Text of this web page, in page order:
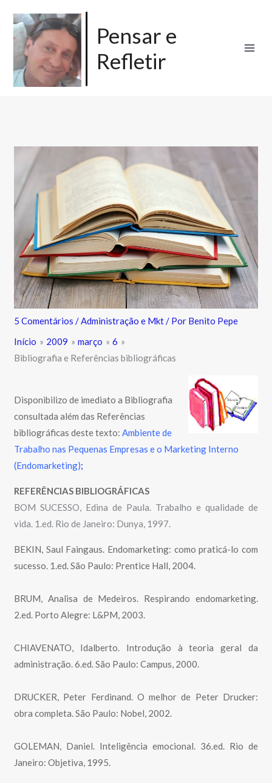
para
conteúdo
Pensar e
Refletir
5 Comentários /Administração e Mkt/ Por Benito Pepe
Início
2009 março
6
Bibliografia e Referências bibliográficas
Disponibilizo de imediato a Bibliografia
consultada além das Referências
bibliográficas deste texto:Ambiente de
Trabalho nas Pequenas Empresas e o Marketing Interno
(Endomarketing);
REFERÊNCIAS BIBLIOGRÁFICAS
BOM SUCESSO, Edina de Paula. Trabalho e qualidade de
vida. 1.ed. Rio de Janeiro: Dunya, 1997.
BEKIN, Saul Faingaus. Endomarketing: como praticá-lo com
sucesso. 1.ed. São Paulo: Prentice Hall, 2004.
BRUM, Analisa de Medeiros. Respirando endomarketing.
2.ed. Porto Alegre: L&PM, 2003.
CHIAVENATO, Idalberto. Introdução à teoria geral da
administração. 6.ed. São Paulo: Campus, 2000.
DRUCKER, Peter Ferdinand. O melhor de Peter Drucker:
obra completa. São Paulo: Nobel, 2002.
GOLEMAN, Daniel. Inteligência emocional. 36.ed. Rio de
Janeiro: Objetiva, 1995.